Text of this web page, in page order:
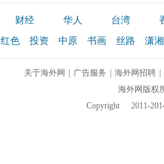
财经 华人 台湾
红色 投资 中原 书画 丝路 潇湘
关于海外网 广告服务 海外网招聘
海外网版权
Copyright
2011-